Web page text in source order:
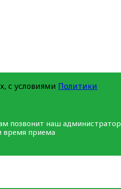
с условиями Политики
позвонит наш администратор
время приема